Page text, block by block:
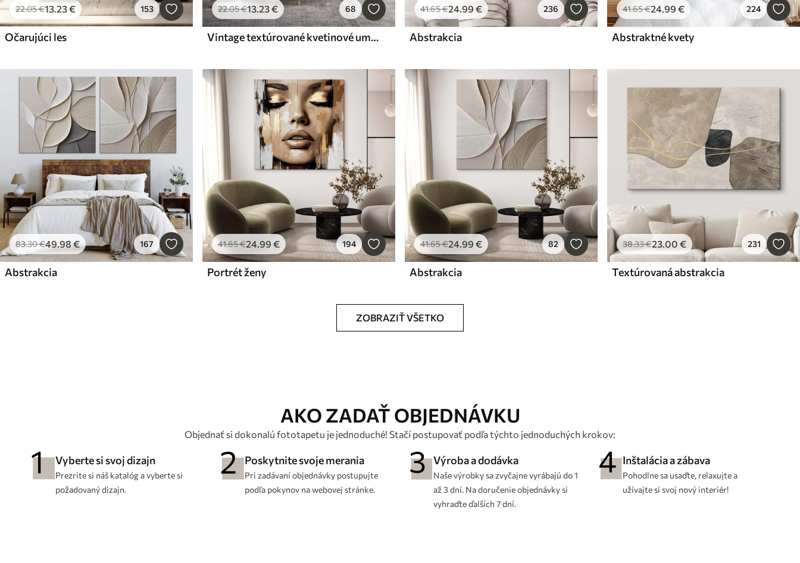
22.05€13.23€ 153
Očarujúci les
22.05€13.23€ 68
Vintage textúrované kvetinové umenie s jemnými ilustráciami záhradných kvetov a listov v kreslenom štýle, v jemných pastelových béžových a sépia odtieňoch
41.65€24.99 € 236
Abstrakcia
41.65€24.99 € 224
Abstraktné kvety
83.30€49.98€ 167
Abstrakcia
41.65€24.99 € 194
Portrét ženy
41.65€24.99 € 82
Abstrakcia
38.33€23.00 € 231
Textúrovaná abstrakcia
ZOBRAZIŤ VŠETKO
AKO ZADAŤ OBJEDNÁVKU
Objednať si dokonalú fototapetu je jednoduché! Stačí postupovať podľa týchto jednoduchých krokov:
Vyberte si svoj dizajn
Prezrite si náš katalóg a vyberte si
požadovaný dizajn.
Poskytnite svoje merania
Pri zadávaní objednávky postupujte
podľa pokynov na webovej stránke.
Výroba a dodávka
Naše výrobky sa zvyčajne vyrábajú do 1
až 3 dní. Na doručenie objednávky si
vyhraďte ďalších 7 dní.
Inštalácia a zábava
Pohodlne sa usaďte, relaxujte a
užívajte si svoj nový interiér!